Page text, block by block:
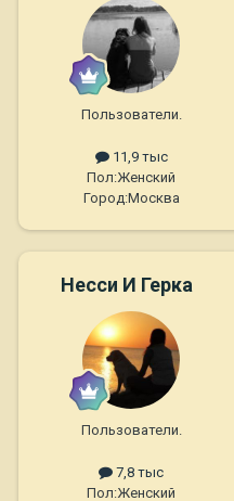
Пользователи.
11,9 тыс
Пол:Женский
Город:Москва
Несси И Герка
Пользователи.
7,8 тыс
Пол:Женский